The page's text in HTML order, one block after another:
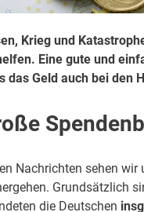
Krieg und
Eine gute und
das Geld auch bei den
Nachrichten sehen
Grundsätzlich
die Deutschen